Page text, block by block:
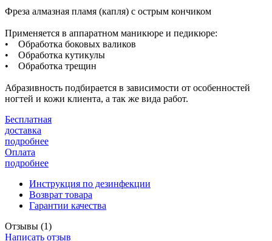
Фреза алмазная пламя (капля) с острым кончиком
Применяется в аппаратном маникюре и педикюре:
• Обработка боковых валиков
• Обработка кутикулы
• Обработка трещин
Абразивность подбирается в зависимости от особенностей
ногтей и кожи клиента, а так же вида работ.
Бесплатная
доставка
подробнее
Оплата
подробнее
Инструкция по дезинфекции
Возврат товара
Гарантии качества
Отзывы (1)
Написать отзыв